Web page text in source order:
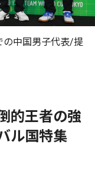
の中国男子代表/提
的王者の強
ル国特集